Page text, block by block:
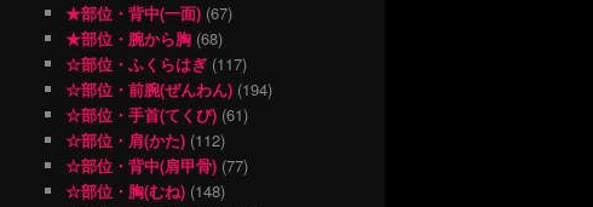
★部位・背中(一面) (67)
★部位・腕から胸 (68)
☆部位・ふくらはぎ (117)
☆部位・前腕(ぜんわん) (194)
☆部位・手首(てくび) (61)
☆部位・肩(かた) (112)
☆部位・背中(肩甲骨) (77)
☆部位・胸(むね) (148)